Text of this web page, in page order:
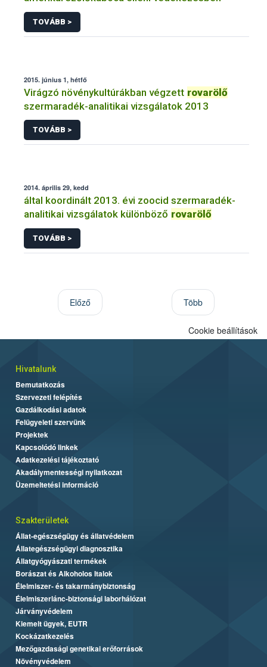
TOVÁBB >
2015. június 1, hétfő
Virágzó növénykultúrákban végzett rovarölő
szermaradék-analitikai vizsgálatok 2013
TOVÁBB >
2014. április 29, kedd
által koordinált 2013. évi zoocid szermaradék-
analitikai vizsgálatok különböző rovarölő
TOVÁBB >
Előző Több
Cookie beállítások
Hivatalunk
Bemutatkozás
Szervezeti felépítés
Gazdálkodási adatok
Felügyeleti szervünk
Projektek
Kapcsolódó linkek
Adatkezelési tájékoztató
Akadálymentességi nyilatkozat
Üzemeltetési információ
Szakterületek
Állat-egészségügy és állatvédelem
Állategészségügyi diagnosztika
Állatgyógyászati termékek
Borászat és Alkoholos Italok
Élelmiszer- és takarmánybiztonság
Élelmiszerlánc-biztonsági laborhálózat
Járványvédelem
Kiemelt ügyek, EUTR
Kockázatkezelés
Mezőgazdasági genetikai erőforrások
Növényvédelem